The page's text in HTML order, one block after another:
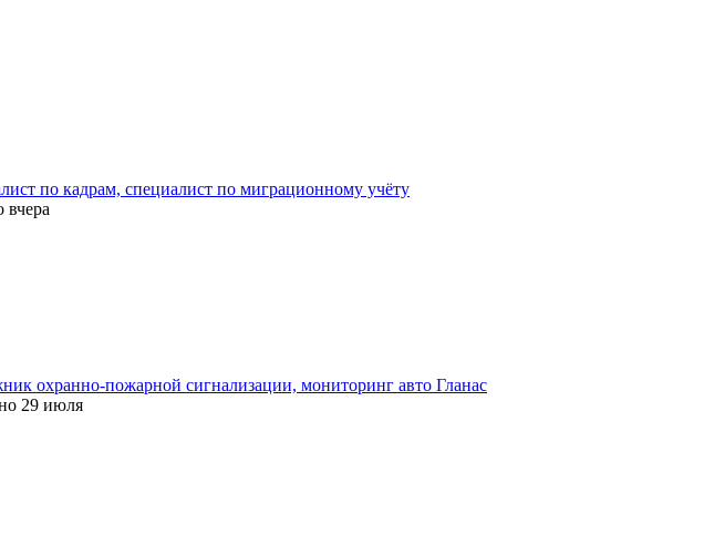
по кадрам, специалист по миграционному учёту
вчера
охранно-пожарной сигнализации, мониторинг авто Гланас
29 июля